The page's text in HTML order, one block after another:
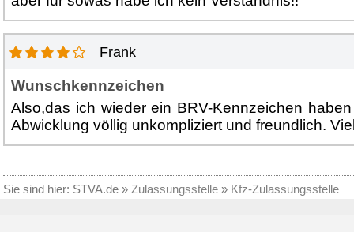
Frank
Wunschkennzeichen
Also,das ich wieder ein BRV-Kennzeichen
Abwicklung völlig unkompliziert und freundlich.
Sie sind hier: STVA.de » Zulassungsstelle » Kfz-Zulassungsstelle